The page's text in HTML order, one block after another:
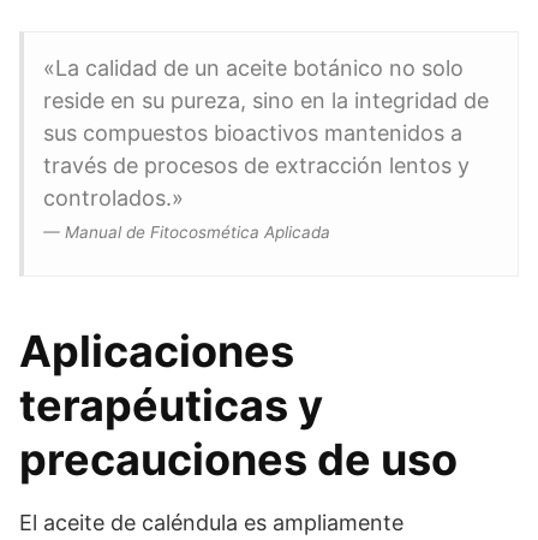
«La calidad de un aceite botánico no solo
reside en su pureza, sino en la integridad de
sus compuestos bioactivos mantenidos a
través de procesos de extracción lentos y
controlados.»
— Manual de Fitocosmética Aplicada
Aplicaciones
terapéuticas y
precauciones de uso
El aceite de caléndula es ampliamente